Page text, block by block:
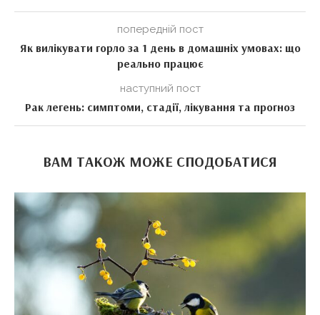
попередній пост
Як вилікувати горло за 1 день в домашніх умовах: що
реально працює
наступний пост
Рак легень: симптоми, стадії, лікування та прогноз
ВАМ ТАКОЖ МОЖЕ СПОДОБАТИСЯ